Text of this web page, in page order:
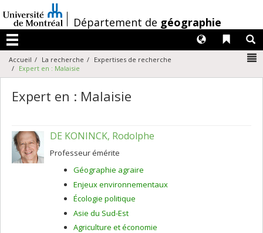
au
contenu
/Département de géographie
Menu
Liens
Langues
Accueil La recherche
Expertises de recherche
Expert en : Malaisie
Expert en : Malaisie
DE KONINCK, Rodolphe
Professeur émérite
Géographie agraire
Enjeux environnementaux
Écologie politique
Asie du Sud-Est
Agriculture et économie